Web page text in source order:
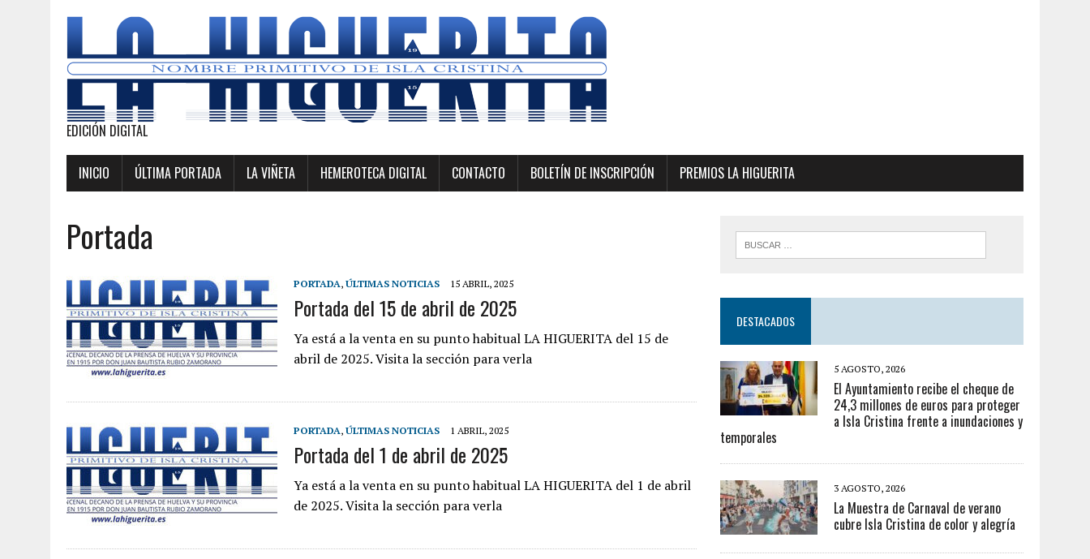
EDICIÓN DIGITAL
INICIO ÚLTIMA PORTADA LA VIÑETA HEMEROTECA DIGITAL CONTACTO BOLETÍN DE INSCRIPCIÓN PREMIOS LA HIGUERITA
Portada
PORTADA, ÚLTIMAS NOTICIAS 15 ABRIL, 2025
Portada del 15 de abril de 2025
Ya está a la venta en su punto habitual LA HIGUERITA del 15 de
abril de 2025. Visita la sección para verla
PORTADA, ÚLTIMAS NOTICIAS 1 ABRIL, 2025
Portada del 1 de abril de 2025
Ya está a la venta en su punto habitual LA HIGUERITA del 1 de abril
de 2025. Visita la sección para verla
DESTACADOS
5 AGOSTO, 2026
El Ayuntamiento recibe el cheque de
24,3 millones de euros para proteger
a Isla Cristina frente a inundaciones y
temporales
3 AGOSTO, 2026
La Muestra de Carnaval de verano
cubre Isla Cristina de color y alegría